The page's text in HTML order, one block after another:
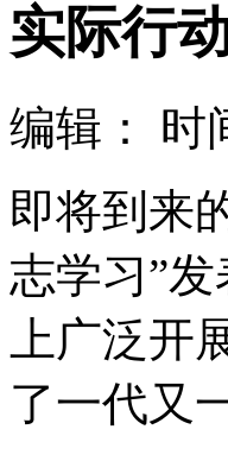
实际行
编辑：
时
即将到来
志学习”
上广泛开
了一代又